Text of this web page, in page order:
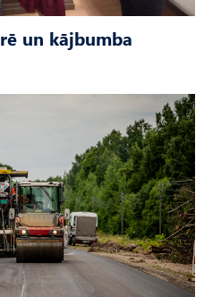
un kājbumba